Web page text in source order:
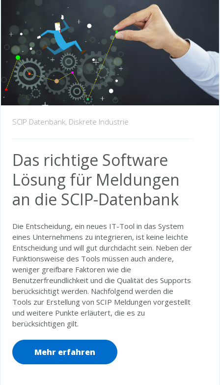
SCIP Datenbank, Diskrete Industrie
Das richtige Software
Lösung für Meldungen
an die SCIP-Datenbank
Die Entscheidung, ein neues IT-Tool in das System
eines Unternehmens zu integrieren, ist keine leichte
Entscheidung und will gut durchdacht sein. Neben der
Funktionsweise des Tools müssen auch andere,
weniger greifbare Faktoren wie die
Benutzerfreundlichkeit und die Qualität des Supports
berücksichtigt werden. Nachfolgend werden die
Tools zur Erstellung von SCIP Meldungen vorgestellt
und weitere Punkte erläutert, die es zu
berücksichtigen gilt.
Mehr erfahren